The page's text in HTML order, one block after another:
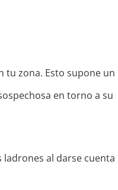
tu zona. Esto supone un
en torno a su
al darse cuenta